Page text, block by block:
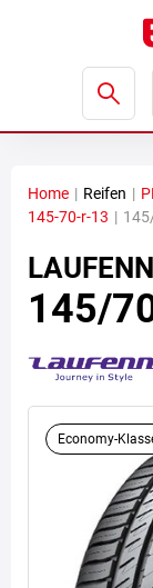
Economy-
Home | Reifen |
145-70-r-13 |
LAUFENN
145/